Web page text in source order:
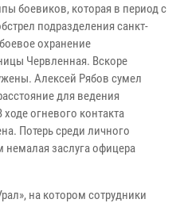
боевиков, которая в период с
подразделения санкт-
охранение
Червленная. Вскоре
Алексей Рябов сумел
для ведения
огневого контакта
Потерь среди личного
заслуга офицера
на котором сотрудники